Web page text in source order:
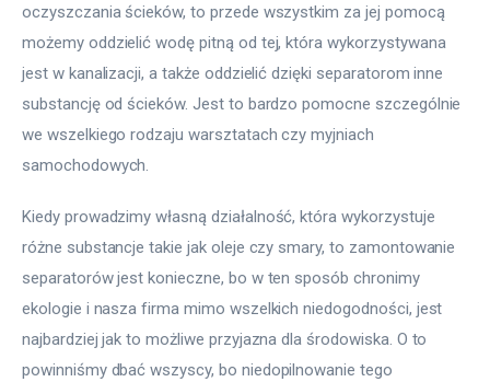
oczyszczania ścieków, to przede wszystkim za jej pomocą
możemy oddzielić wodę pitną od tej, która wykorzystywana
jest w kanalizacji, a także oddzielić dzięki separatorom inne
substancję od ścieków. Jest to bardzo pomocne szczególnie
we wszelkiego rodzaju warsztatach czy myjniach
samochodowych.
Kiedy prowadzimy własną działalność, która wykorzystuje
różne substancje takie jak oleje czy smary, to zamontowanie
separatorów jest konieczne, bo w ten sposób chronimy
ekologie i nasza firma mimo wszelkich niedogodności, jest
najbardziej jak to możliwe przyjazna dla środowiska. O to
powinniśmy dbać wszyscy, bo niedopilnowanie tego